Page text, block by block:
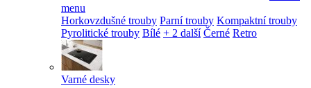
menu
Horkovzdušné trouby Parní trouby Kompaktní trouby
Pyrolitické trouby Bílé + 2 další Černé Retro
Varné desky